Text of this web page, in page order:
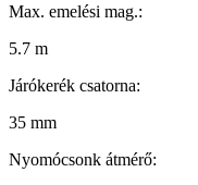
Max. emelési mag.:
5.7 m
Járókerék csatorna:
35 mm
Nyomócsonk átmérő: